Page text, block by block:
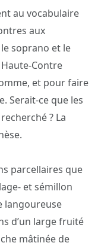
au vocabulaire
aux
soprano et le
Haute-Contre
et pour faire
Serait-ce que les
? La
parcellaires que
et sémillon
langoureuse
d’un large fruité
mâtinée de